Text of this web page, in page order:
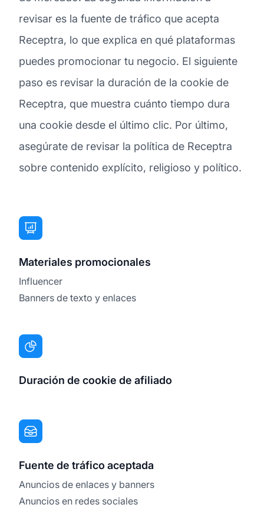
revisar es la fuente de tráfico que acepta
Receptra, lo que explica en qué plataformas
puedes promocionar tu negocio. El siguiente
paso es revisar la duración de la cookie de
Receptra, que muestra cuánto tiempo dura
una cookie desde el último clic. Por último,
asegúrate de revisar la política de Receptra
sobre contenido explícito, religioso y político.
Materiales promocionales
Influencer
Banners de texto y enlaces
Duración de cookie de afiliado
Fuente de tráfico aceptada
Anuncios de enlaces y banners
Anuncios en redes sociales